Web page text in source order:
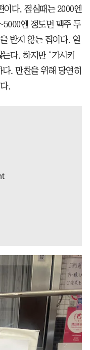
이다. 점심때는 2000엔
엔 정도면 맥주 두
받지 않는 집이다. 일
다. 하지만 ‘가시키
. 만찬을 위해 당연히
.